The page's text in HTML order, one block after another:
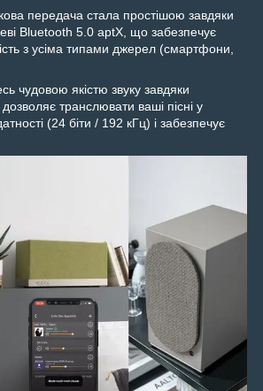
передача стала простішою завдяки
Bluetooth 5.0 aptX, що забезпечує
з усіма типами джерел (смартфони,
чудовою якістю звуку завдяки
транслювати ваші пісні у
(24 біти / 192 кГц) і забезпечує